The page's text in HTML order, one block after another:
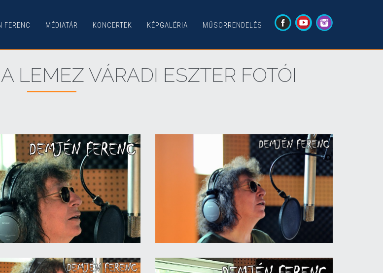
FERENC MÉDIATÁR KONCERTEK KÉPGALÉRIA MŰSORRENDELÉS
LEMEZ VÁRADI ESZTER FOTÓI